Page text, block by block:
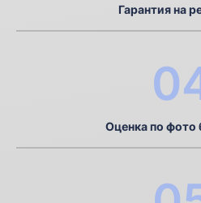
Гарантия на
Оценка по фото